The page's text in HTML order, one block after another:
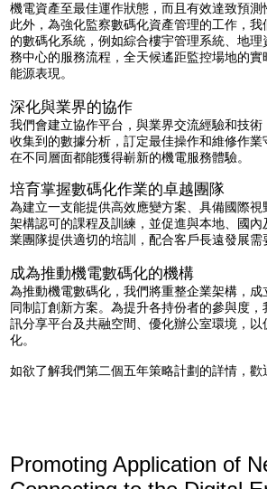
機電資產至最佳運作狀態，而且有效達致預
此外，為強化監察數碼化資產管理的工作，
的數碼化系統，例如綜合樓宇管理系統、地
務中心的服務流程，全天候遙距監控場地的
能源表現。
深化與業界的協作
我們會建立協作平台，與業界交流經驗和技
收集到的數據分析，訂定最佳操作和維修作
在不同層面都能獲得嶄新的機電服務體驗。
培育掌握數碼化作業的卓越團隊
為建立一支能提供高效應變方案、具備國際
架構認可的課程及訓練，並促進與本地、國
業團隊提供適切的培訓，配合客戶長遠發展需
成為推動機電數碼化的機構
為推動機電數碼化，我們將重整企業架構，
同制訂創新方案。為提升各持份者的參與度
訊分享平台及共融空間、優化辦公室環境，
化。
如欲了解我們第二個五年策略計劃的詳情，
Promoting Application of